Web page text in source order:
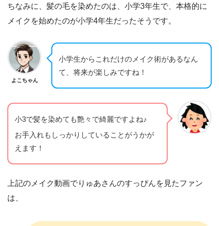
ちなみに、髪の毛を染めたのは、小学3年生で、本格的に
メイクを始めたのが小学4年生だったそうです。
よこちゃん
小学生からこれだけのメイク術があるなん
て、将来が楽しみですね！
小3で髪を染めても艶々で綺麗ですよね♪
お手入れもしっかりしていることがうかが
えます！
上記のメイク動画でりゅあさんのすっぴんを見たファン
は、